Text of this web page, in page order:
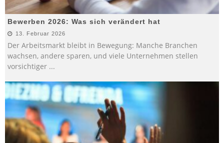
Bewerben 2026: Was sich verändert hat
13. Februar 2026
Der Arbeitsmarkt bleibt in Bewegung: Manche Branchen
wachsen, andere sparen, und viele Unternehmen stellen
vorsichtiger ...